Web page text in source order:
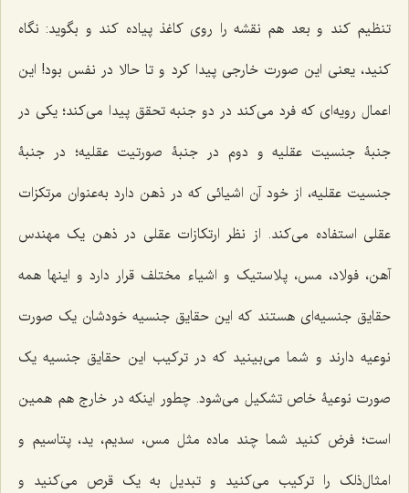
تنظیم کند و بعد هم نقشه را روى کاغذ پیاده کند و بگوید: نگاه
کنید، یعنی این صورت خارجى پیدا ‌کرد و تا حالا در نفس بود! این
اعمال رویه‌اى که فرد مى‌کند در دو جنبه تحقق پیدا مى‌کند؛ یکى در
جنبۀ جنسیت عقلیه و دوم در جنبۀ صورتیت عقلیه؛ در جنبۀ
جنسیت عقلیه، از خود آن اشیائى که در ذهن دارد به‌عنوان مرتکزات
عقلى استفاده مى‌کند. از نظر ارتکازات عقلی در ذهن یک مهندس
آهن، فولاد، مس، پلاستیک و اشیاء مختلف قرار دارد و اینها همه
حقایق جنسیه‌اى هستند که این حقایق جنسیه خودشان یک صورت
نوعیه دارند و شما مى‌بینید که در ترکیب این حقایق جنسیه یک
صورت نوعیۀ خاص تشکیل مى‌شود. چطور اینکه در خارج هم همین
است؛ فرض کنید شما چند ماده مثل مس، سدیم، ید، پتاسیم و
امثال‌ذلک را ترکیب مى‌کنید و تبدیل به یک قرص مى‌کنید و